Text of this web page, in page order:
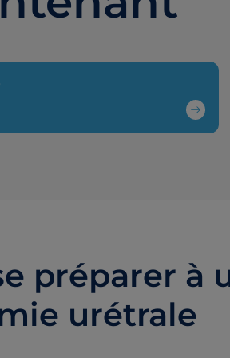
préparer à
urétrale